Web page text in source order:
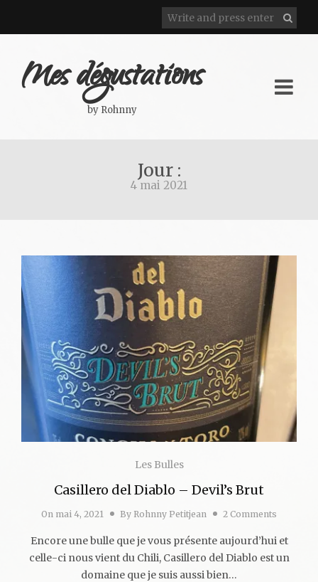
Mes dégustations
by Rohnny
Jour :
4 mai 2021
Les Bulles
Casillero del Diablo – Devil’s Brut
On mai 4, 2021 By Rohnny Petitjean 2 Comments
Encore une bulle que je vous présente aujourd’hui et
celle-ci nous vient du Chili, Casillero del Diablo est un
domaine que je suis aussi bien…